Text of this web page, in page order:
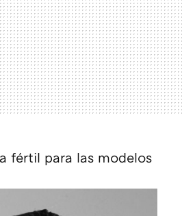
fértil para las modelos